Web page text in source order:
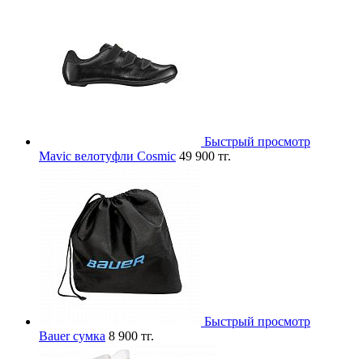
Быстрый просмотр
Mavic велотуфли Cosmic 49 900 тг.
Быстрый просмотр
Bauer сумка 8 900 тг.